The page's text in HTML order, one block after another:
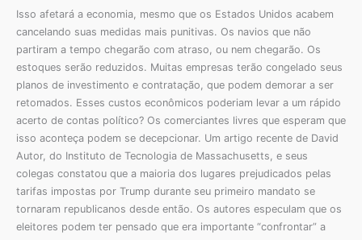
Isso afetará a economia, mesmo que os Estados Unidos acabem
cancelando suas medidas mais punitivas. Os navios que não
partiram a tempo chegarão com atraso, ou nem chegarão. Os
estoques serão reduzidos. Muitas empresas terão congelado seus
planos de investimento e contratação, que podem demorar a ser
retomados. Esses custos econômicos poderiam levar a um rápido
acerto de contas político? Os comerciantes livres que esperam que
isso aconteça podem se decepcionar. Um artigo recente de David
Autor, do Instituto de Tecnologia de Massachusetts, e seus
colegas constatou que a maioria dos lugares prejudicados pelas
tarifas impostas por Trump durante seu primeiro mandato se
tornaram republicanos desde então. Os autores especulam que os
eleitores podem ter pensado que era importante “confrontar” a